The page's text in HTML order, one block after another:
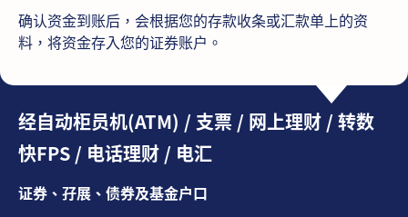
确认资金到账后，会根据您的存款收条或汇款单上的资
料，将资金存入您的证券账户。
经自动柜员机(ATM) / 支票 / 网上理财 / 转数
快FPS / 电话理财 / 电汇
证券、孖展、债券及基金户口